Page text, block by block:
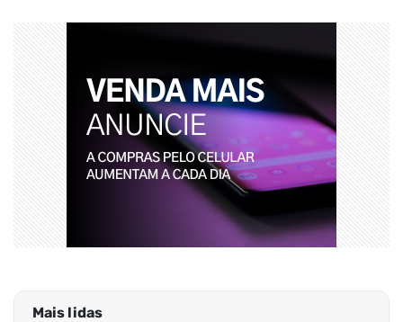
Mais lidas